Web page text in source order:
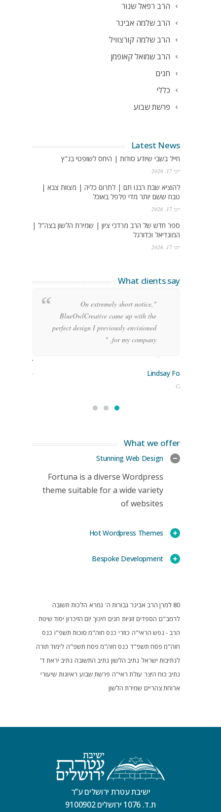
הרב רפאל שנור
הרב שלמה אבינר
הרב שלמה קורצוויל
הרב שמואל קאופמן
חגים
כללי
פרשת שבוע
Latest News
חייל בשבי שיודע סודות | היחס לשופטי בג"ץ
יוני 17, 2026
להוציא שבת רבנו תם | לתרום כליה | מצוות צבא |
טבח ששם יותר מדי פלפל באוכל
יוני 17, 2026
ספר חדש של הרב מרדכי ציון | שמירת הלשון בצה"ל |
המונדיאל וכדורגל
יוני 17, 2026
What clients say
"On extremely short notice,
BlueOwlCreative came up with the
perfect design I previously envisioned
for my company. "
Lindsay Ford
CEO
Stoner
Manager
What we offer
Stunning Web Design
Fortuna is a diverse Wordpress
theme suitable for a wide variety
of websites
Hot Wordpress Themes
Bespoke Development
80 למרן הרב אבינר גבורות ה' גמרא הלכות תשובה
לרמב"ם הספדים זוגיות חגים חינוך יום הזיכרון יסוד שיטת
הרב - נפש הראי"ה כוזרי כנס חוה"מ סוכות תשפ"ו כנס
חוה"מ פסח תשפ"ד כנס חוה"מ פסח תשפ"ה לימוד תורה
לנתיבות ישראל נתיב הלשון נתיב התשובה נתיב יראת ד'
נתיב כוח היצר עולת ראי"ה פרשת שבוע ראיונות שיעורי
ארוחת צהריים שמירת הלשון
ישיבת עטרת ירושלים ע”ר
ת.ד. 1076 ירושלים 9100902